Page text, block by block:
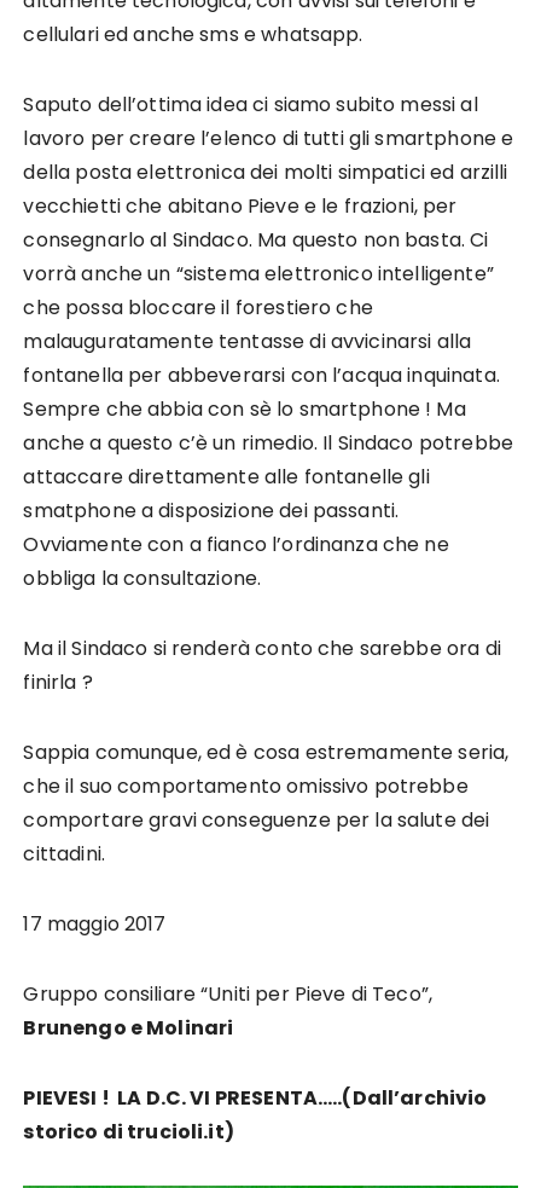
cellulari ed anche sms e whatsapp.
Saputo dell’ottima idea ci siamo subito messi al
lavoro per creare l’elenco di tutti gli smartphone e
della posta elettronica dei molti simpatici ed arzilli
vecchietti che abitano Pieve e le frazioni, per
consegnarlo al Sindaco. Ma questo non basta. Ci
vorrà anche un “sistema elettronico intelligente”
che possa bloccare il forestiero che
malauguratamente tentasse di avvicinarsi alla
fontanella per abbeverarsi con l’acqua inquinata.
Sempre che abbia con sè lo smartphone ! Ma
anche a questo c’è un rimedio. Il Sindaco potrebbe
attaccare direttamente alle fontanelle gli
smatphone a disposizione dei passanti.
Ovviamente con a fianco l’ordinanza che ne
obbliga la consultazione.
Ma il Sindaco si renderà conto che sarebbe ora di
finirla ?
Sappia comunque, ed è cosa estremamente seria,
che il suo comportamento omissivo potrebbe
comportare gravi conseguenze per la salute dei
cittadini.
17 maggio 2017
Gruppo consiliare “Uniti per Pieve di Teco”,
Brunengo e Molinari
PIEVESI ! LA D.C. VI PRESENTA…..(Dall’archivio
storico di trucioli.it)